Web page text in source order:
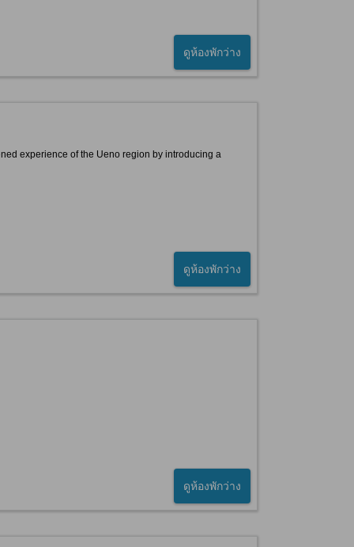
ดูห้องพักว่าง
experience of the Ueno region by introducing a
ดูห้องพักว่าง
ดูห้องพักว่าง